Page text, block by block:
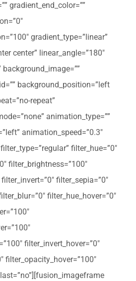
gradient_end_color=””
gradient_type=”linear”
center” linear_angle=”180″
background_image=””
background_position=”left
repeat”
animation_type=””
animation_speed=”0.3″
filter_hue=”0″
filter_brightness=”100″
filter_sepia=”0″
filter_hue_hover=”0″
filter_invert_hover=”0″
filter_opacity_hover=”100″